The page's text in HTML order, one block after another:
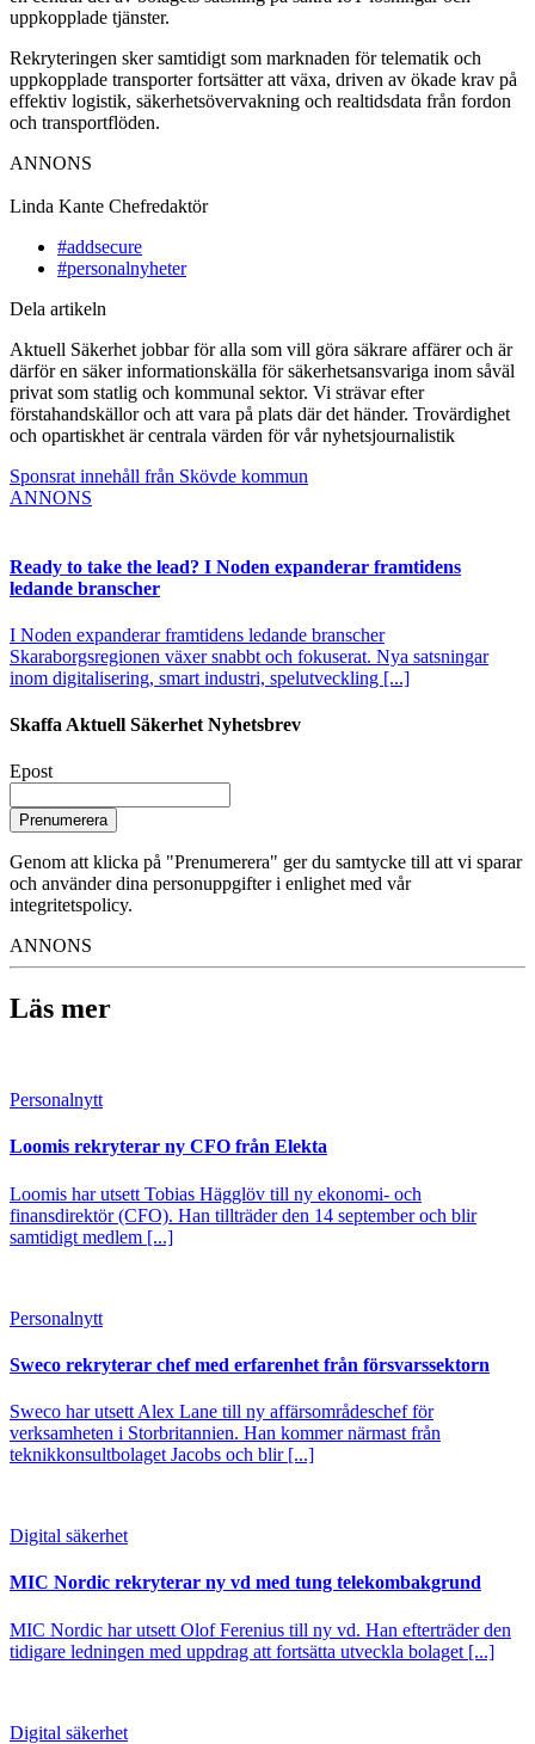
uppkopplade tjänster.
Rekryteringen sker samtidigt som marknaden för telematik och
uppkopplade transporter fortsätter att växa, driven av ökade krav på
effektiv logistik, säkerhetsövervakning och realtidsdata från fordon
och transportflöden.
ANNONS
Linda Kante Chefredaktör
#addsecure
#personalnyheter
Dela artikeln
Aktuell Säkerhet jobbar för alla som vill göra säkrare affärer och är
därför en säker informationskälla för säkerhetsansvariga inom såväl
privat som statlig och kommunal sektor. Vi strävar efter
förstahandskällor och att vara på plats där det händer. Trovärdighet
och opartiskhet är centrala värden för vår nyhetsjournalistik
Sponsrat innehåll från Skövde kommun
ANNONS
Ready to take the lead? I Noden expanderar framtidens
ledande branscher
I Noden expanderar framtidens ledande branscher
Skaraborgsregionen växer snabbt och fokuserat. Nya satsningar
inom digitalisering, smart industri, spelutveckling [...]
Skaffa Aktuell Säkerhet Nyhetsbrev
Epost
Prenumerera
Genom att klicka på "Prenumerera" ger du samtycke till att vi sparar
och använder dina personuppgifter i enlighet med vår
integritetspolicy.
ANNONS
Läs mer
Personalnytt
Loomis rekryterar ny CFO från Elekta
Loomis har utsett Tobias Hägglöv till ny ekonomi- och
finansdirektör (CFO). Han tillträder den 14 september och blir
samtidigt medlem [...]
Personalnytt
Sweco rekryterar chef med erfarenhet från försvarssektorn
Sweco har utsett Alex Lane till ny affärsområdeschef för
verksamheten i Storbritannien. Han kommer närmast från
teknikkonsultbolaget Jacobs och blir [...]
Digital säkerhet
MIC Nordic rekryterar ny vd med tung telekombakgrund
MIC Nordic har utsett Olof Ferenius till ny vd. Han efterträder den
tidigare ledningen med uppdrag att fortsätta utveckla bolaget [...]
Digital säkerhet